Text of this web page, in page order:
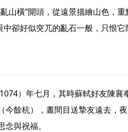
山橫”開頭，從遠景描繪山色，重
卻好似突兀的亂石一般，只恨它
餘杭），晝間目送摯友遠去，
與祝福。